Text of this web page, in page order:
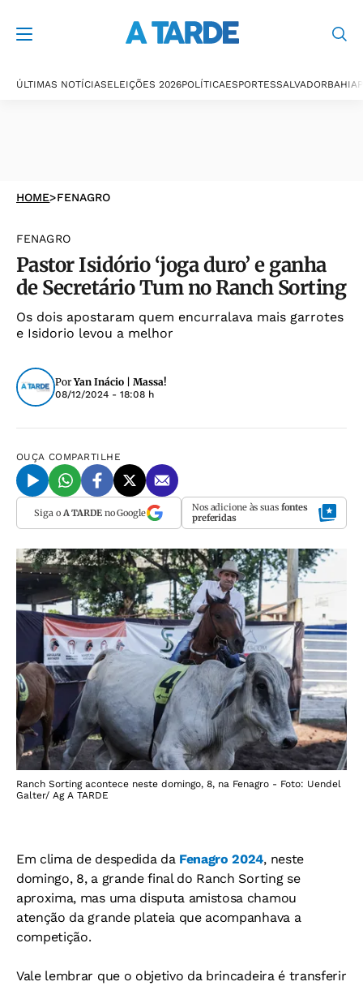
ÚLTIMAS NOTÍCIASELEIÇÕES 2026POLÍTICAESPORTESSALVADORBAHIA
HOME>FENAGRO
FENAGRO
Pastor Isidório ‘joga duro’ e ganha
de Secretário Tum no Ranch Sorting
Os dois apostaram quem encurralava mais garrotes
e Isidorio levou a melhor
PorYan Inácio | Massa!
08/12/2024 - 18:08 h
OUÇA COMPARTILHE
Siga o A TARDEno Google Nos adicione às suas fontes
preferidas
Ranch Sorting acontece neste domingo, 8, na Fenagro - Foto: Uendel
Galter/ Ag A TARDE
Em clima de despedida da Fenagro 2024, neste
domingo, 8, a grande final do Ranch Sorting se
aproxima, mas uma disputa amistosa chamou
atenção da grande plateia que acompanhava a
competição.
Vale lembrar que o objetivo da brincadeira é transferir